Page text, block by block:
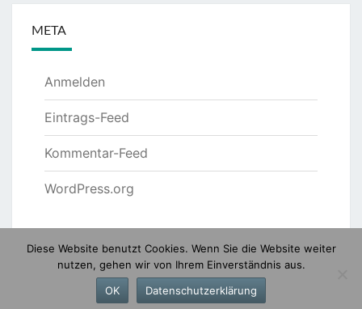
META
Anmelden
Eintrags-Feed
Kommentar-Feed
WordPress.org
Stolz präsentiert vonWordPress
Nisarg
Diese Website benutzt Cookies. Wenn Sie die Website weiter
nutzen, gehen wir von Ihrem Einverständnis aus.
OK
Datenschutzerklärung